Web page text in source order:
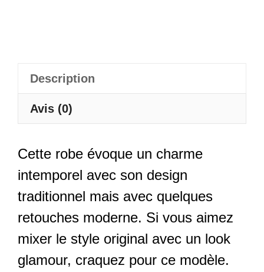
Description
Avis (0)
Cette robe évoque un charme
intemporel avec son design
traditionnel mais avec quelques
retouches moderne. Si vous aimez
mixer le style original avec un look
glamour, craquez pour ce modèle.